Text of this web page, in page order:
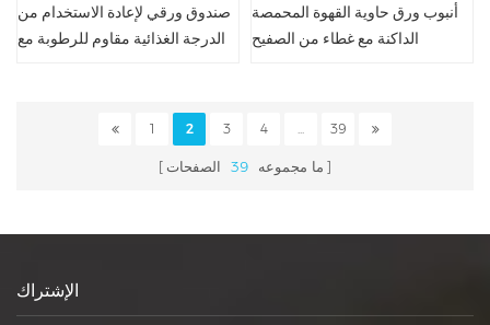
صندوق ورقي لإعادة الاستخدام من
الدرجة الغذائية مقاوم للرطوبة مع
أنبوب ورق حاوية القهوة المحمصة
الداكنة مع غطاء من الصفيح
1 2 3 4 39
ما مجموعه 39 الصفحات
الإشتراك